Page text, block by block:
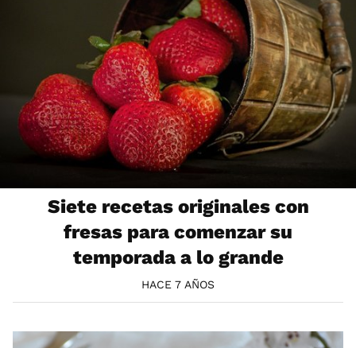
Siete recetas originales con
fresas para comenzar su
temporada a lo grande
HACE 7 AÑOS